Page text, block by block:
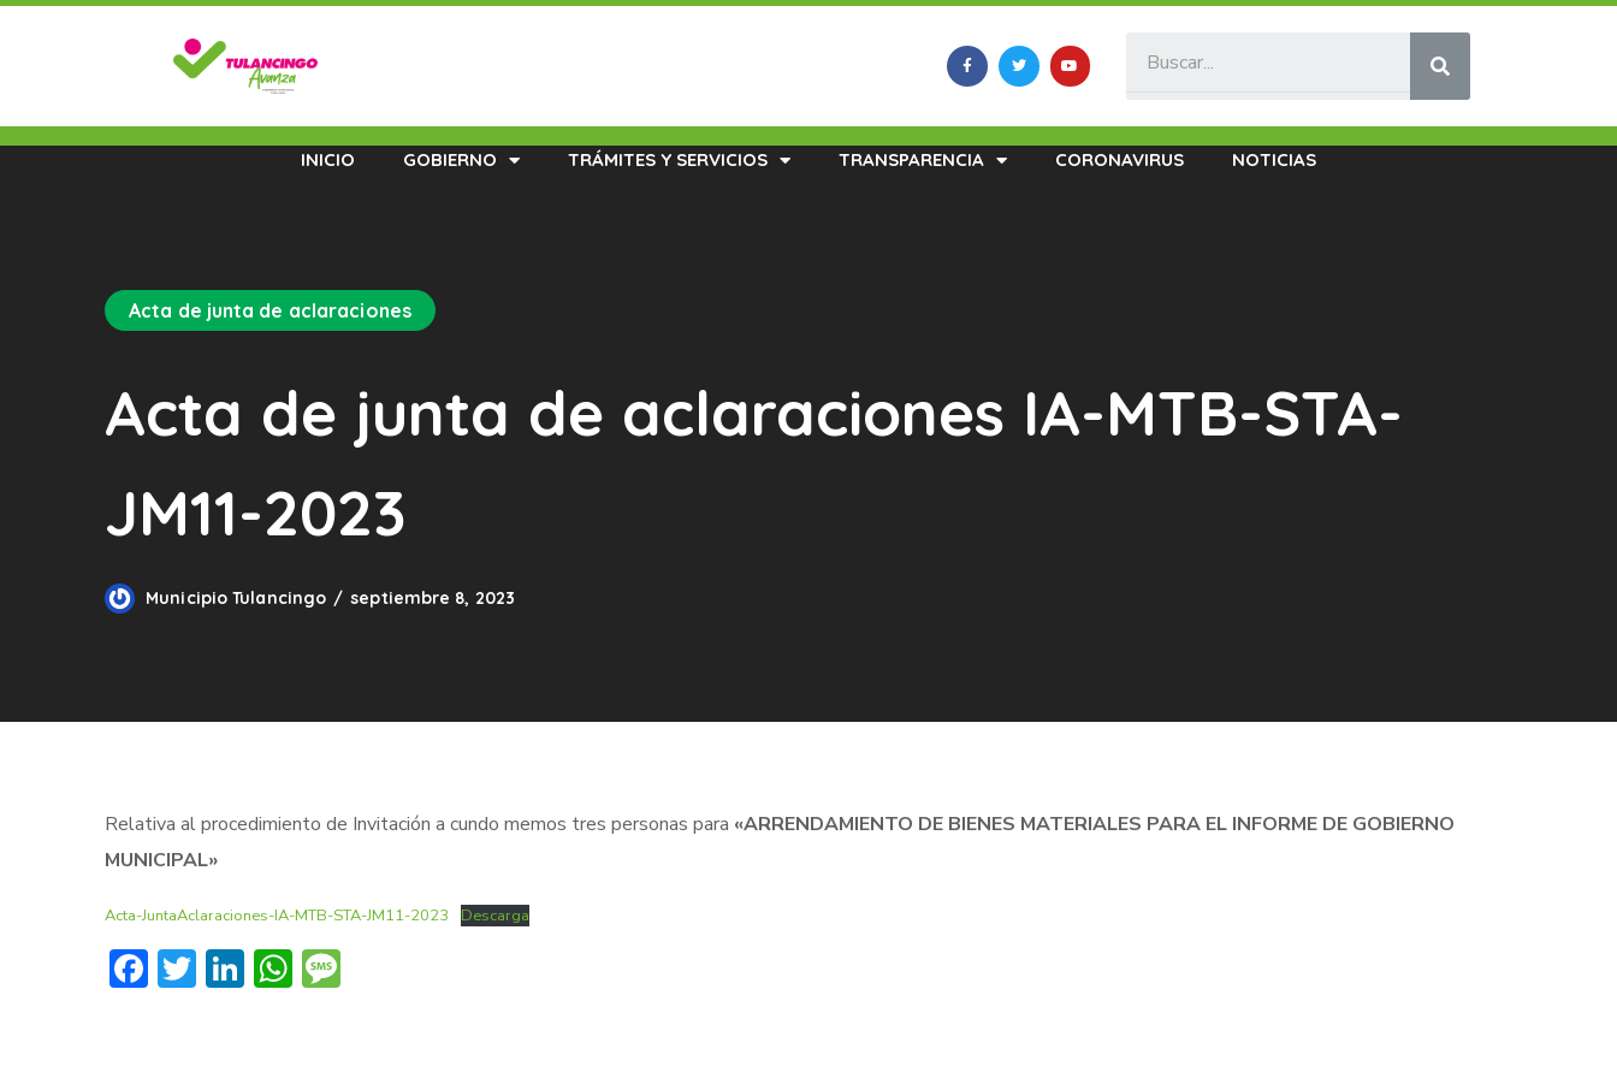
INICIO GOBIERNO TRÁMITES Y SERVICIOS TRANSPARENCIA CORONAVIRUS NOTICIAS
Acta de junta de aclaraciones
Acta de junta de aclaraciones IA-MTB-STA-
JM11-2023
Municipio Tulancingo septiembre 8, 2023
Relativa al procedimiento de Invitación a cundo memos tres personas para «ARRENDAMIENTO DE BIENES MATERIALES PARA EL INFORME DE GOBIERNO
MUNICIPAL»
Acta-JuntaAclaraciones-IA-MTB-STA-JM11-2023 Descarga
Facebook
Twitter
LinkedIn
WhatsApp